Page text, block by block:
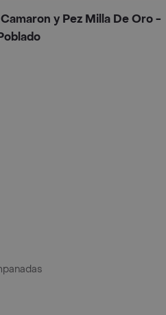
y Pez Milla De Oro -